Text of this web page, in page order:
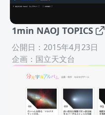
1min NAOJ TOPICS
公開日：2015年4月23日
企画：国立天文台